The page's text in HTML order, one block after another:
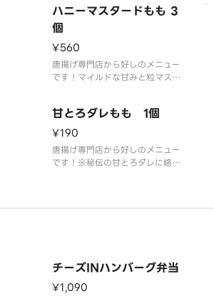
ハニーマスタードもも 3
個
¥560
唐揚げ専門店から好しのメニュー
です！マイルドな甘みと粒マスタ
甘とろダレもも 1個
¥190
唐揚げ専門店から好しのメニュー
です！※秘伝の甘とろダレに絡め
チーズINハンバーグ弁当
¥1,090